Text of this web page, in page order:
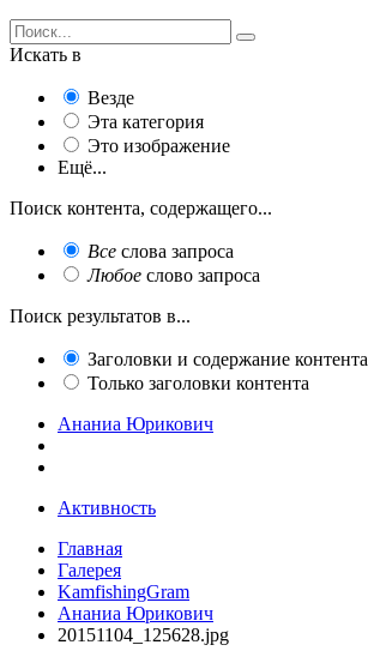
Искать в
Везде
Эта категория
Это изображение
Ещё...
Поиск контента, содержащего...
Все слова запроса
Любое слово запроса
Поиск результатов в...
Заголовки и содержание контента
Только заголовки контента
Ананиа Юрикович
Активность
Главная
Галерея
KamfishingGram
Ананиа Юрикович
20151104_125628.jpg